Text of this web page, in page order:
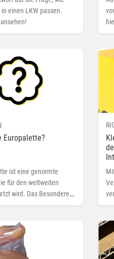
einen LKW passen.
Europalette?
ist eine genormte
für den weltweiten
wird. Das Besondere
Sie aufgrund der
kann.